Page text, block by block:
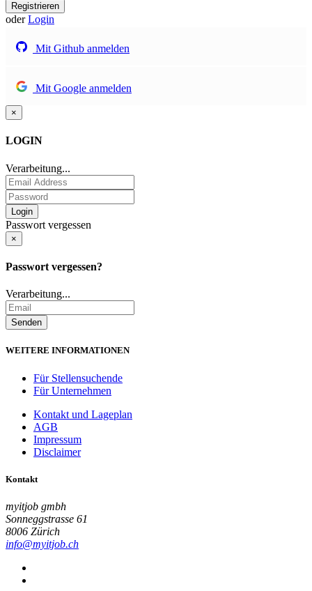
Registrieren
oder Login
Mit Github anmelden
Mit Google anmelden
×
LOGIN
Verarbeitung...
Passwort vergessen
×
Passwort vergessen?
Verarbeitung...
WEITERE INFORMATIONEN
Für Stellensuchende
Für Unternehmen
Kontakt und Lageplan
AGB
Impressum
Disclaimer
Kontakt
myitjob gmbh
Sonneggstrasse 61
8006 Zürich
info@myitjob.ch